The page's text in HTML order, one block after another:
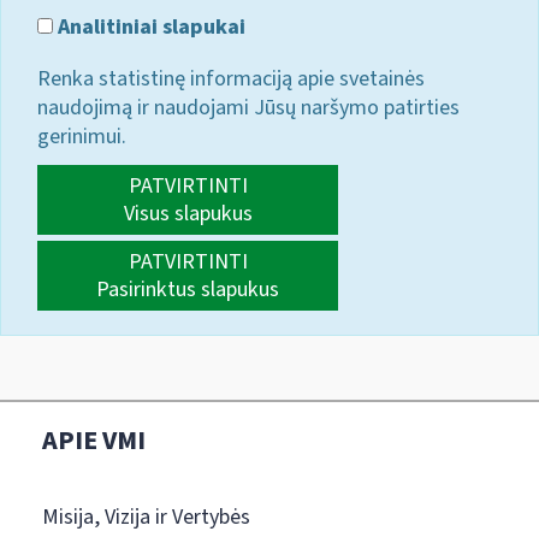
Analitiniai slapukai
Renka statistinę informaciją apie svetainės
naudojimą ir naudojami Jūsų naršymo patirties
gerinimui.
PATVIRTINTI
Visus slapukus
PATVIRTINTI
Pasirinktus slapukus
APIE VMI
Misija, Vizija ir Vertybės